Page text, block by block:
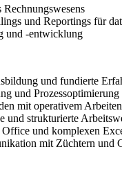
und Reportings für
und -entwicklung
und fundierte
und Prozessoptimierung
mit operativem
und strukturierte
und komplexen
mit Züchtern und